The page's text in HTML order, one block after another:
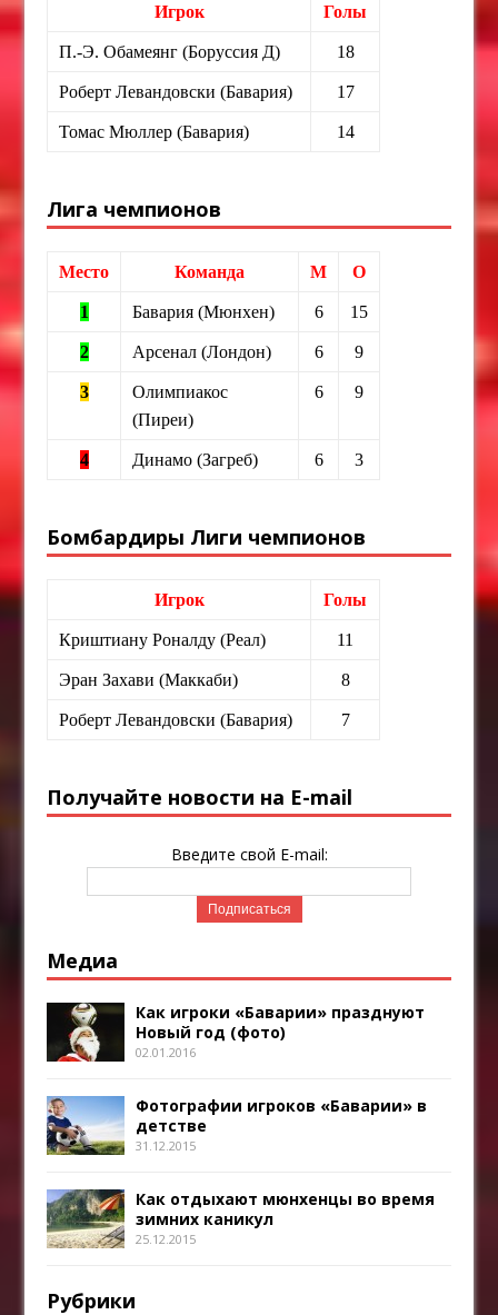
Игрок Голы
П.-Э. Обамеянг (Боруссия Д) 18
Роберт Левандовски (Бавария) 17
Томас Мюллер (Бавария) 14
Лига чемпионов
Место Команда М О
1 Бавария (Мюнхен) 6 15
2 Арсенал (Лондон) 6 9
3
Олимпиакос
(Пиреи)
6 9
4 Динамо (Загреб) 6 3
Бомбардиры Лиги чемпионов
Игрок Голы
Криштиану Роналду (Реал) 11
Эран Захави (Маккаби) 8
Роберт Левандовски (Бавария) 7
Получайте новости на E-mail
Введите свой E-mail:
Медиа
Как игроки «Баварии» празднуют
Новый год (фото)
02.01.2016
Фотографии игроков «Баварии» в
детстве
31.12.2015
Как отдыхают мюнхенцы во время
зимних каникул
25.12.2015
Рубрики